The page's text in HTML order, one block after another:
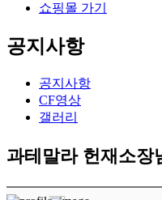
쇼핑몰 가기
공지사항
공지사항
CF영상
갤러리
과테말라 헌재소장